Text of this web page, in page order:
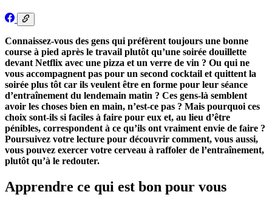
Connaissez-vous des gens qui préfèrent toujours une bonne
course à pied après le travail plutôt qu’une soirée douillette
devant Netflix avec une pizza et un verre de vin ? Ou qui ne
vous accompagnent pas pour un second cocktail et quittent la
soirée plus tôt car ils veulent être en forme pour leur séance
d’entraînement du lendemain matin ? Ces gens-là semblent
avoir les choses bien en main, n’est-ce pas ? Mais pourquoi ces
choix sont-ils si faciles à faire pour eux et, au lieu d’être
pénibles, correspondent à ce qu’ils ont vraiment envie de faire ?
Poursuivez votre lecture pour découvrir comment, vous aussi,
vous pouvez exercer votre cerveau à raffoler de l’entraînement,
plutôt qu’à le redouter.
Apprendre ce qui est bon pour vous